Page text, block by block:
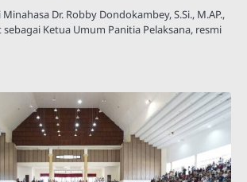
Dr. Robby Dondokambey, S.Si., M.AP.,
Ketua Umum Panitia Pelaksana, resmi